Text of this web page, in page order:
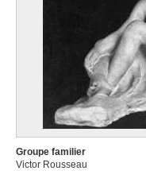
Groupe familier
Victor Rousseau